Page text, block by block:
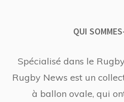
QUI
Spécialisé dans le
Rugby News est un
à ballon ovale, qui